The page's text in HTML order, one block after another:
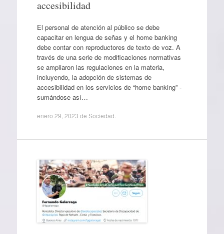
accesibilidad
El personal de atención al público se debe
capacitar en lengua de señas y el home banking
debe contar con reproductores de texto de voz. A
través de una serie de modificaciones normativas
se ampliaron las regulaciones en la materia,
incluyendo, la adopción de sistemas de
accesibilidad en los servicios de “home banking” -
sumándose así…
enero 29, 2023 de Sociedad